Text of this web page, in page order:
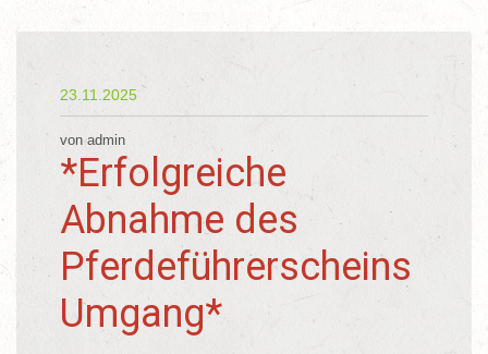
23.11.2025
von admin
*Erfolgreiche
Abnahme des
Pferdeführerscheins
Umgang*